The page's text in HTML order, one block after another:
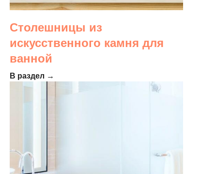
Столешницы из
искусственного камня для
ванной
В раздел →